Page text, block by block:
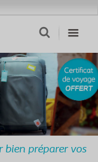
bien préparer vos